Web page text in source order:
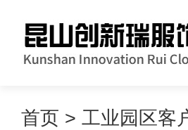
首页 > 工业园区客